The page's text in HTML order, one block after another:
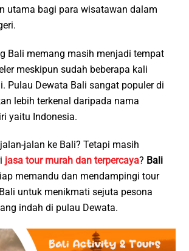
utama bagi para wisatawan dalam
Bali memang masih menjadi tempat
meskipun sudah beberapa kali
Pulau Dewata Bali sangat populer di
lebih terkenal daripada nama
yaitu Indonesia.
jalan ke Bali? Tetapi masih
jasa tour murah dan terpercaya? Bali
memandu dan mendampingi tour
untuk menikmati sejuta pesona
indah di pulau Dewata.